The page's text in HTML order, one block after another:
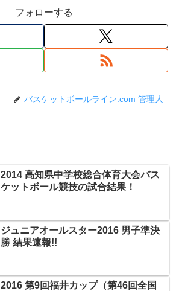
フォローする
バスケットボールライン.com 管理人
2014 高知県中学校総合体育大会バス
ケットボール競技の試合結果！
ジュニアオールスター2016 男子準決
勝 結果速報!!
2016 第9回福井カップ（第46回全国